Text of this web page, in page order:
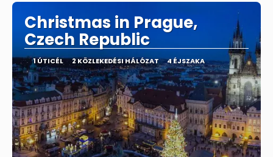
Christmas in Prague,
Czech Republic
1 ÚTICÉL 2 KÖZLEKEDÉSI HÁLÓZAT 4 ÉJSZAKA